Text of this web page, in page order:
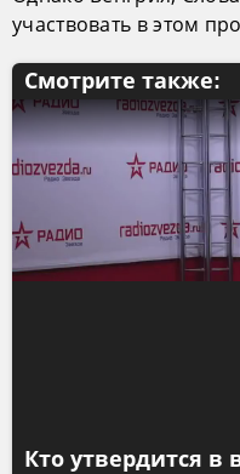
участвовать в этом
Смотрите также:
Кто утвердится